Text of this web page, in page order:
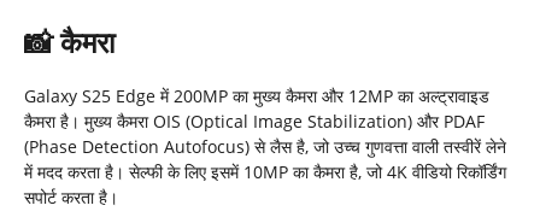
📸कैमरा
Galaxy S25 Edge में 200MP का मुख्य कैमरा और 12MP का अल्ट्रावाइड
कैमरा है। मुख्य कैमरा OIS (Optical Image Stabilization) और PDAF
(Phase Detection Autofocus) से लैस है, जो उच्च गुणवत्ता वाली तस्वीरें लेने
में मदद करता है। सेल्फी के लिए इसमें 10MP का कैमरा है, जो 4K वीडियो रिकॉर्डिंग
सपोर्ट करता है।